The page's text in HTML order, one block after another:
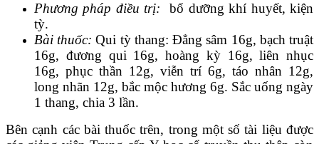
Phương pháp điều trị: bổ dưỡng khí huyết, kiện
tỳ.
Bài thuốc: Qui tỳ thang: Đẳng sâm 16g, bạch truật
16g, đương qui 16g, hoàng kỳ 16g, liên nhục
16g, phục thần 12g, viễn trí 6g, táo nhân 12g,
long nhãn 12g, bắc mộc hương 6g. Sắc uống ngày
1 thang, chia 3 lần.
Bên cạnh các bài thuốc trên, trong một số tài liệu được